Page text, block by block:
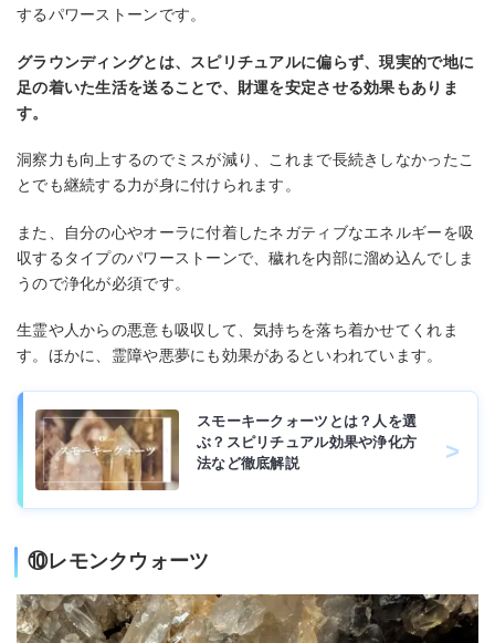
するパワーストーンです。
グラウンディングとは、スピリチュアルに偏らず、現実的で地に
足の着いた生活を送ることで、財運を安定させる効果もありま
す。
洞察力も向上するのでミスが減り、これまで長続きしなかったこ
とでも継続する力が身に付けられます。
また、自分の心やオーラに付着したネガティブなエネルギーを吸
収するタイプのパワーストーンで、穢れを内部に溜め込んでしま
うので浄化が必須です。
生霊や人からの悪意も吸収して、気持ちを落ち着かせてくれま
す。ほかに、霊障や悪夢にも効果があるといわれています。
スモーキークォーツとは？人を選
ぶ？スピリチュアル効果や浄化方
法など徹底解説
⑩レモンクウォーツ